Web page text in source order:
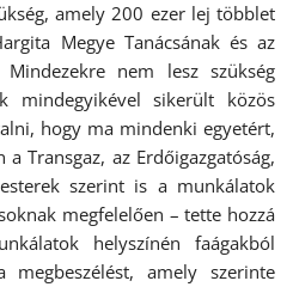
amely 200 ezer lej többlet
Megye Tanácsának és az
nem lesz szükség
sikerült közös
hogy ma mindenki egyetért,
Transgaz, az Erdőigazgatóság,
szerint is a munkálatok
megfelelően – tette hozzá
helyszínén faágakból
amely szerinte